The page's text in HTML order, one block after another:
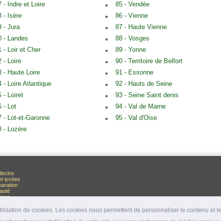
de cookies. Les cookies nous permettent de personnaliser le contenu et
- Indre et Loire
- Isère
- Jura
- Landes
- Loir et Cher
- Loire
- Haute Loire
- Loire Atlantique
- Loiret
- Lot
- Lot-et-Garonne
- Lozère
85 - Vendée
86 - Vienne
87 - Haute Vienne
88 - Vosges
89 - Yonne
90 - Territoire de Belfort
91 - Essonne
92 - Hauts de Seine
93 - Seine Saint denis
94 - Val de Marne
95 - Val d'Oise
lycées